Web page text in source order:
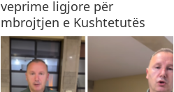
veprime ligjore për
mbrojtjen e Kushtetutës